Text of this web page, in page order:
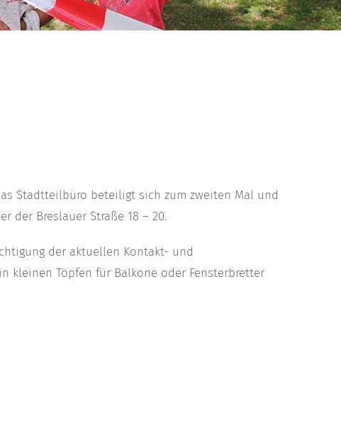
Stadtteilbüro beteiligt sich zum zweiten Mal und
der Breslauer Straße 18 – 20.
der aktuellen Kontakt- und
kleinen Töpfen für Balkone oder Fensterbretter